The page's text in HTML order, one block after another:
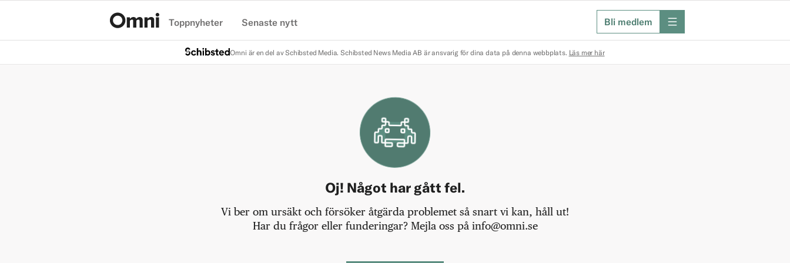
Toppnyheter Senaste nytt Bli medlem meny
Omni är en del av Schibsted Media. Schibsted News Media AB är ansvarig för dina data på denna webbplats. Läs mer här
Oj! Något har gått fel.
Vi ber om ursäkt och försöker åtgärda problemet så snart vi kan, håll ut!
Har du frågor eller funderingar? Mejla oss på info@omni.se